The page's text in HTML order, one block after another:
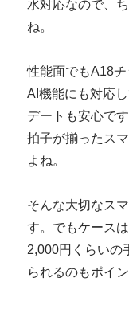
水対応なので、
ね。
性能面でもA18
AI機能にも対応
デートも安心で
拍子が揃ったス
よね。
そんな大切なス
す。でもケース
2,000円くらいの
られるのもポイン